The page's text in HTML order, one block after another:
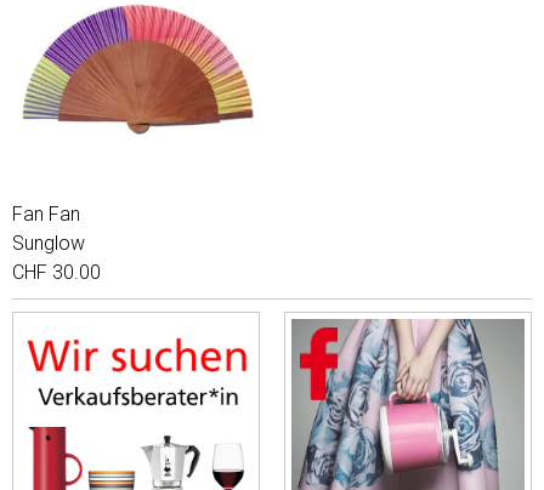
Fan Fan
Sunglow
CHF 30.00